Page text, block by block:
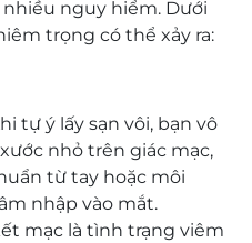
nguy hiểm. Dưới
trọng có thể xảy ra:
tự ý lấy sạn vôi, bạn vô
nhỏ trên giác mạc,
từ tay hoặc môi
nhập vào mắt.
mạc là tình trạng viêm